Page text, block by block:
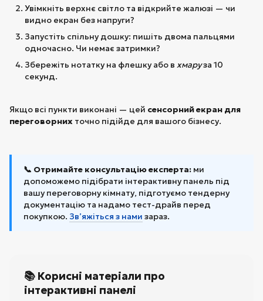
Увімкніть верхнє світло та відкрийте жалюзі — чи
видно екран без напруги?
Запустіть спільну дошку: пишіть двома пальцями
одночасно. Чи немає затримки?
Збережіть нотатку на флешку або в хмаруза 10
секунд.
Якщо всі пункти виконані — цей сенсорний екран для
переговорних точно підійде для вашого бізнесу.
📞 Отримайте консультацію експерта: ми
допоможемо підібрати інтерактивну панель під
вашу переговорну кімнату, підготуємо тендерну
документацію та надамо тест-драйв перед
покупкою. Зв’яжіться з нами зараз.
📚 Корисні матеріали про
інтерактивні панелі